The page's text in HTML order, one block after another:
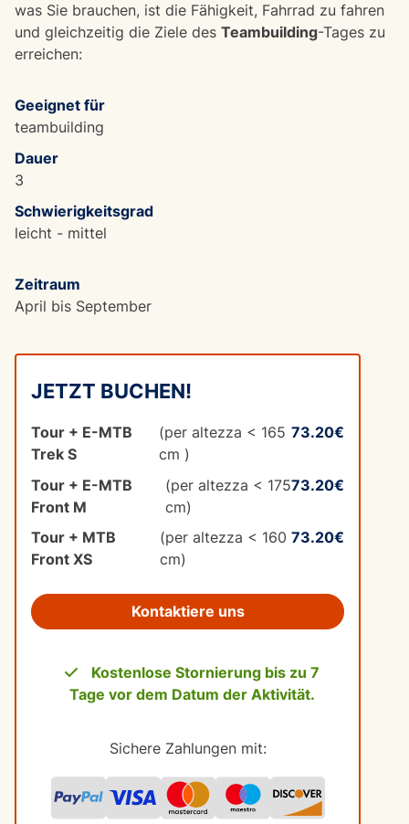
was Sie brauchen, ist die Fähigkeit, Fahrrad zu fahren
und gleichzeitig die Ziele des Teambuilding-Tages zu
erreichen:
Geeignet für
teambuilding
Dauer
3
Schwierigkeitsgrad
leicht - mittel
Zeitraum
April bis September
JETZT BUCHEN!
Tour + E-MTB
Trek S
(per altezza < 165
cm )
73.20€
Tour + E-MTB
Front M
(per altezza < 175
cm)
73.20€
Tour + MTB
Front XS
(per altezza < 160
cm)
73.20€
Kontaktiere uns
Kostenlose Stornierung bis zu 7
Tage vor dem Datum der Aktivität.
Sichere Zahlungen mit: